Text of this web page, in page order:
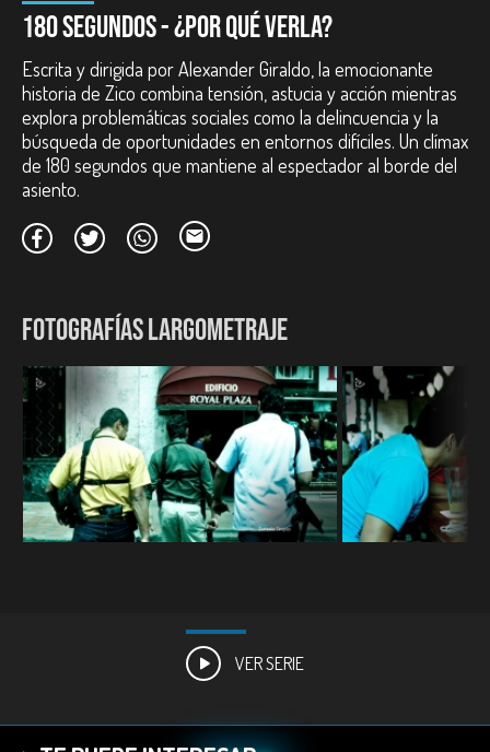
Premios nacionales:
Fondo para el Desarrollo Cinematográfico - FDC. Colombia.
2011.
Participación en festivales:
Competencia Lexus Ibero OPERA PRIMA. Festival Internacional
de Cine de Miami - MIFF. Estados Unidos. 2012.
Colombia al 100%. Festival Internacional de Cine de Cartagena
de Indias - FICCI. Colombia. 2012.
180 SEGUNDOS - ¿POR QUÉ VERLA?
Escrita y dirigida por Alexander Giraldo, la emocionante
historia de Zico combina tensión, astucia y acción mientras
explora problemáticas sociales como la delincuencia y la
búsqueda de oportunidades en entornos difíciles. Un clímax
de 180 segundos que mantiene al espectador al borde del
asiento.
FOTOGRAFÍAS LARGOMETRAJE
VER SERIE